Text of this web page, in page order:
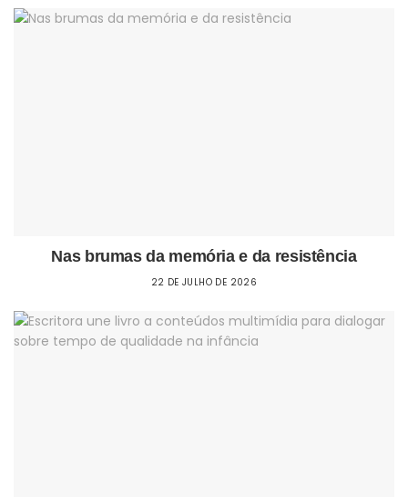
Nas brumas da memória e da resistência
22 DE JULHO DE 2026